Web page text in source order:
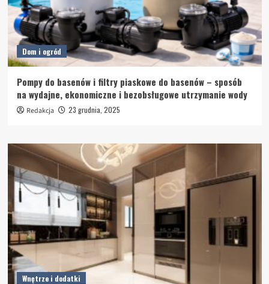
Dom i ogród
Pompy do basenów i filtry piaskowe do basenów – sposób
na wydajne, ekonomiczne i bezobsługowe utrzymanie wody
Redakcja 23 grudnia, 2025
Wnętrze i dodatki